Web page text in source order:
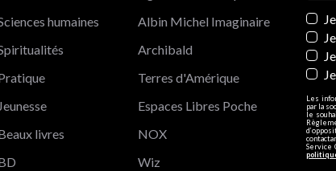
Les
par la
le
Service
humaines
Jeunesse
livres
Albin Michel Imaginaire
Archibald
Terres d'Amérique
Espaces Libres Poche
NOX
Wiz